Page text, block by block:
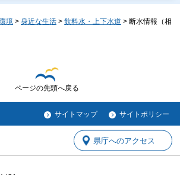
境 > 身近な生活 > 飲料水・上下水道 > 断水情報（相
ページの先頭へ戻る
サイトマップ サイトポリシー
県庁へのアクセス